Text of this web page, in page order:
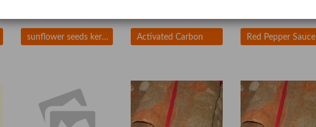
sunflower seeds kernels Activated Carbon Red Pepper Sauce